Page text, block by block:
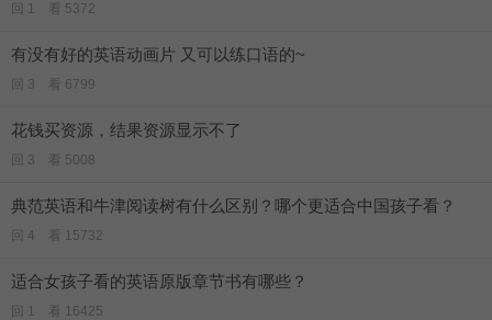
回 1 看 5372
有没有好的英语动画片 又可以练口语的~
回 3 看 6799
花钱买资源，结果资源显示不了
回 3 看 5008
典范英语和牛津阅读树有什么区别？哪个更适合中国孩子看？
回 4 看 15732
适合女孩子看的英语原版章节书有哪些？
回 1 看 16425